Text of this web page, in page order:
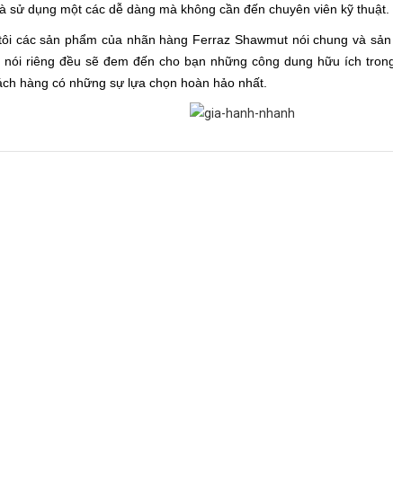
sử dụng một các dễ dàng mà không cần đến chuyên viên kỹ thuật.
các sản phẩm của nhãn hàng Ferraz Shawmut nói chung và
nói riêng đều sẽ đem đến cho bạn những công dung hữu ích
hàng có những sự lựa chọn hoàn hảo nhất.